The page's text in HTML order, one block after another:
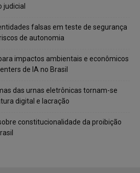
judicial
falsas em teste de segurança
de autonomia
impactos ambientais e econômicos
de IA no Brasil
das urnas eletrônicas tornam-se
digital e lacração
constitucionalidade da proibição